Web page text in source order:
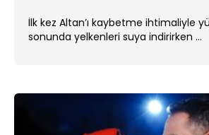
İlk kez Altan’ı kaybetme ihtimaliyle
sonunda yelkenleri suya indirirken ...